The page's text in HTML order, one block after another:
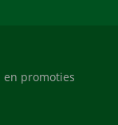
promoties